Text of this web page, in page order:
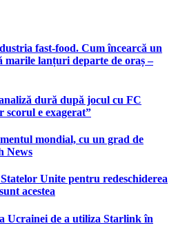
fast-food. Cum încearcă un
lanțuri departe de oraș –
dură după jocul cu FC
scorul e exagerat”
mondial, cu un grad de
News
Unite pentru redeschiderea
acestea
Ucrainei de a utiliza Starlink în